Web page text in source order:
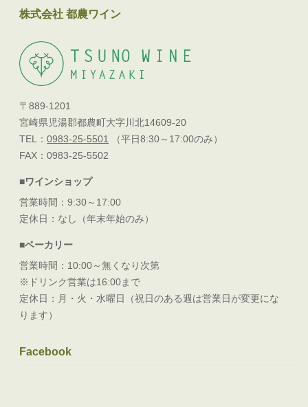
株式会社 都農ワイン
〒889-1201
宮崎県児湯郡都農町大字川北14609-20
TEL：0983-25-5501
（平日8:30～17:00のみ）
FAX：0983-25-5502
■ワインショップ
営業時間：9:30～17:00
定休日：なし（年末年始のみ）
■ベーカリー
営業時間：10:00～無くなり次第
※ドリンク営業は16:00まで
定休日：月・火・水曜日（祝日のある週は営業日が変更にな
ります）
Facebook